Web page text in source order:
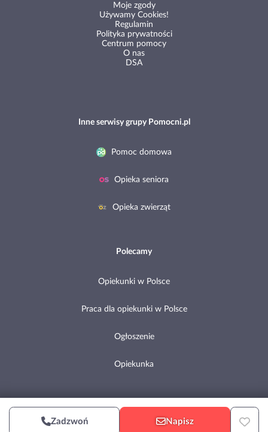
Napisz
Zadzwoń
Moje zgody
Używamy Cookies!
Regulamin
Polityka prywatności
Centrum pomocy
O nas
DSA
Inne serwisy grupy Pomocni.pl
Pomoc domowa
Opieka seniora
Opieka zwierząt
Polecamy
Opiekunki w Polsce
Praca dla opiekunki w Polsce
Ogłoszenie
Opiekunka
Copyright © 2002-2026 Pomocni.pl